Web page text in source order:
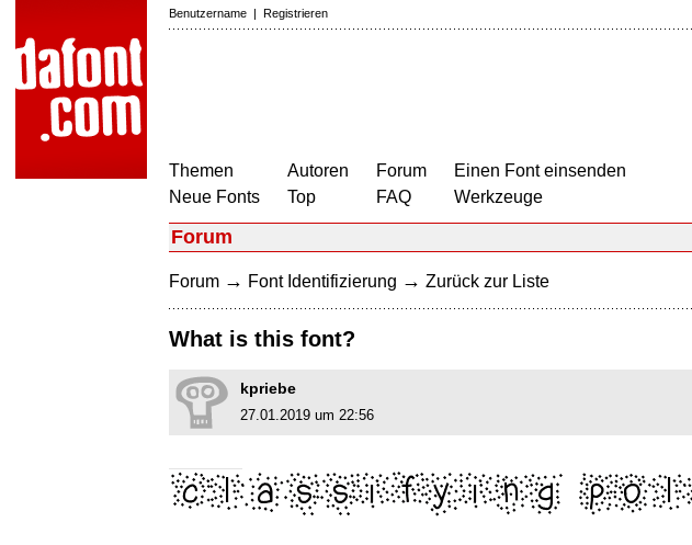
Benutzername | Registrieren
Themen
Neue Fonts
Autoren
Top
Forum
FAQ
Einen Font einsenden
Werkzeuge
Forum
Forum → Font Identifizierung → Zurück zur Liste
What is this font?
kpriebe
27.01.2019 um 22:56